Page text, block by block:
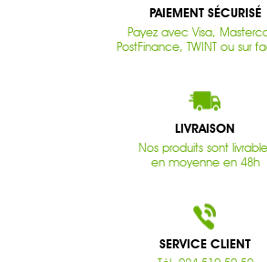
PAIEMENT SÉCURISÉ
Payez avec Visa,
PostFinance, TWINT ou sur
LIVRAISON
Nos produits sont
en moyenne en 48h
SERVICE CLIENT